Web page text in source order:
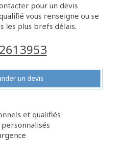
pour un devis
vous renseigne ou se
les plus brefs délais.
un devis
et qualifiés